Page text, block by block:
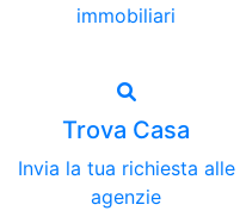
immobiliari
Trova Casa
Invia la tua richiesta alle
agenzie